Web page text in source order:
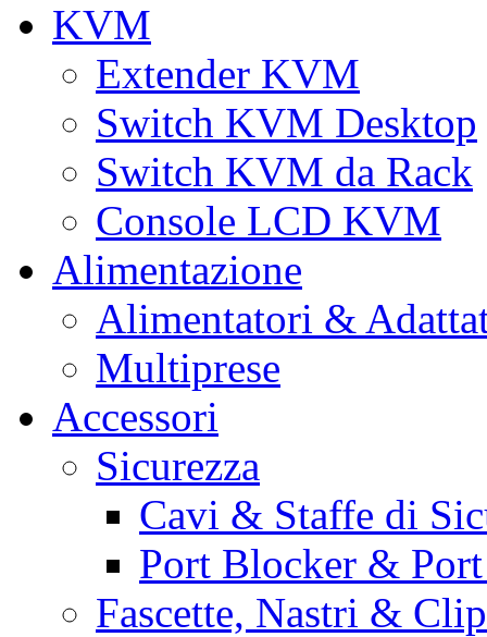
KVM
Extender KVM
Switch KVM Desktop
Switch KVM da Rack
Console LCD KVM
Alimentazione
Alimentatori &
Multiprese
Accessori
Sicurezza
Cavi & Staffe di
Port Blocker &
Fascette, Nastri &